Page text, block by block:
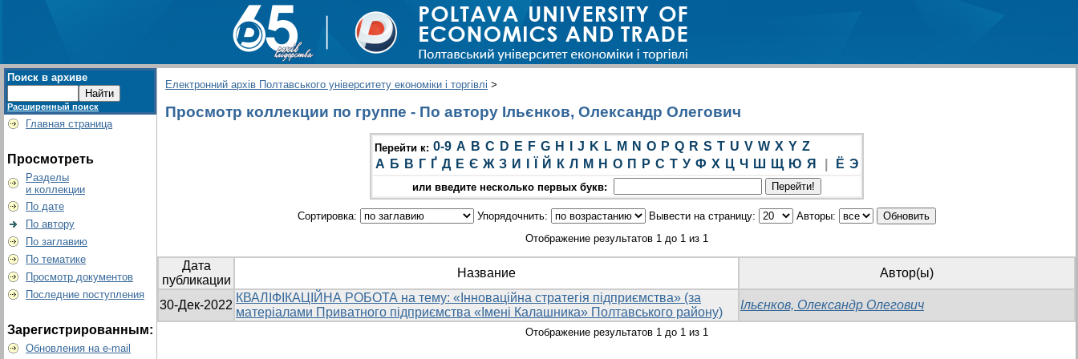
Поиск в архиве
Расширенный поиск
Главная страница
Просмотреть
Разделы
и коллекции
По дате
По автору
По заглавию
По тематике
Просмотр документов
Последние поступления
Зарегистрированным:
Обновления на e-mail
Електронний архів Полтавського університету економіки і торгівлі >
Просмотр коллекции по группе - По автору Ільєнков, Олександр Олегович
Перейти к: 0-9 A B C D E F G H J K L M N O P Q R S T U V W X Y Z
А Б В Г Ґ Д Е Є Ж З И Й К Л М Н О П Р С Т У Ф Х Ц Ч Ш Щ Ю Я Ё Э
или введите несколько первых букв:
Сортировка: Упорядочнить: Вывести на страницу:
Авторы:
Отображение результатов 1 до 1 из 1
Дата
публикации
Название Автор(ы)
30-Дек-2022
КВАЛІФІКАЦІЙНА РОБОТА на тему: «Інноваційна стратегія підприємства» (за
матеріалами Приватного підприємства «Імені Калашника» Полтавського району)
Ільєнков, Олександр Олегович
Отображение результатов 1 до 1 из 1